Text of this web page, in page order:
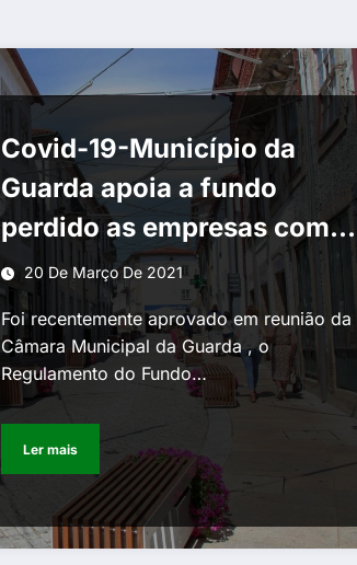
Covid-19-Município da
Guarda apoia a fundo
perdido as empresas com
500 mil euros
20 De Março De 2021
Foi recentemente aprovado em reunião da
Câmara Municipal da Guarda , o
Regulamento do Fundo…
Ler mais